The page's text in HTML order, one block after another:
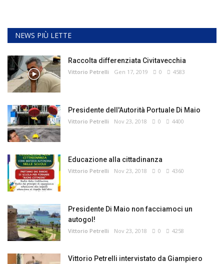
NEWS PIÙ LETTE
Raccolta differenziata Civitavecchia
Vittorio Petrelli Gen 17, 2019 0 4583
Presidente dell'Autorità Portuale Di Maio
Vittorio Petrelli Nov 23, 2018 0 4400
Educazione alla cittadinanza
Vittorio Petrelli Nov 23, 2018 0 4360
Presidente Di Maio non facciamoci un
autogol!
Vittorio Petrelli Nov 23, 2018 0 4258
Vittorio Petrelli intervistato da Giampiero